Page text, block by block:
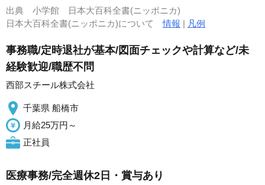
出典 小学館 日本大百科全書(ニッポニカ)
日本大百科全書(ニッポニカ)について情報 | 凡例
事務職/定時退社が基本/図面チェックや計算など/未
経験歓迎/職歴不問
西部スチール株式会社
千葉県 船橋市
月給25万円～
正社員
医療事務/完全週休2日・賞与あり